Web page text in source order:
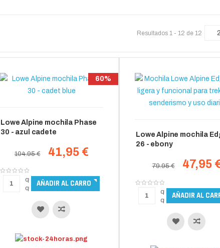
Resultados 1 - 12 de 12
60%
Lowe Alpine mochila Phase
30 - azul cadete
104.95 € 41,95 €
Lowe Alpine mochila
26 - ebony
79.95 € 47,95